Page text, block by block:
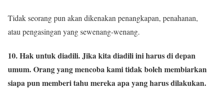
Tidak seorang pun akan dikenakan penangkapan, penahanan,
atau pengasingan yang sewenang-wenang.
10. Hak untuk diadili. Jika kita diadili ini harus di depan
umum. Orang yang mencoba kami tidak boleh membiarkan
siapa pun memberi tahu mereka apa yang harus dilakukan.